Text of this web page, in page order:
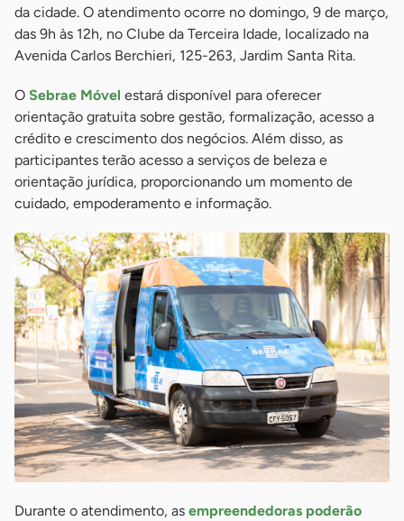
da cidade. O atendimento ocorre no domingo, 9 de março,
das 9h às 12h, no Clube da Terceira Idade, localizado na
Avenida Carlos Berchieri, 125-263, Jardim Santa Rita.
O Sebrae Móvel estará disponível para oferecer
orientação gratuita sobre gestão, formalização, acesso a
crédito e crescimento dos negócios. Além disso, as
participantes terão acesso a serviços de beleza e
orientação jurídica, proporcionando um momento de
cuidado, empoderamento e informação.
Durante o atendimento, as empreendedoras poderão